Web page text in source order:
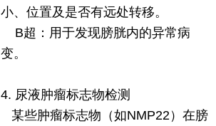
小、位置及是否有远处转移。
B超：用于发现膀胱内的异常病
变。
4. 尿液肿瘤标志物检测
某些肿瘤标志物（如NMP22）在膀